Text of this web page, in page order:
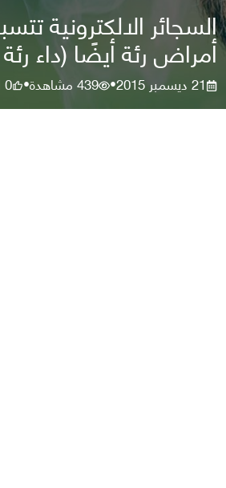
السجائر الالكترونية
أمراض رئة أيضًا (داء
21 ديسمبر 2015 •
439مشاهدة•
0